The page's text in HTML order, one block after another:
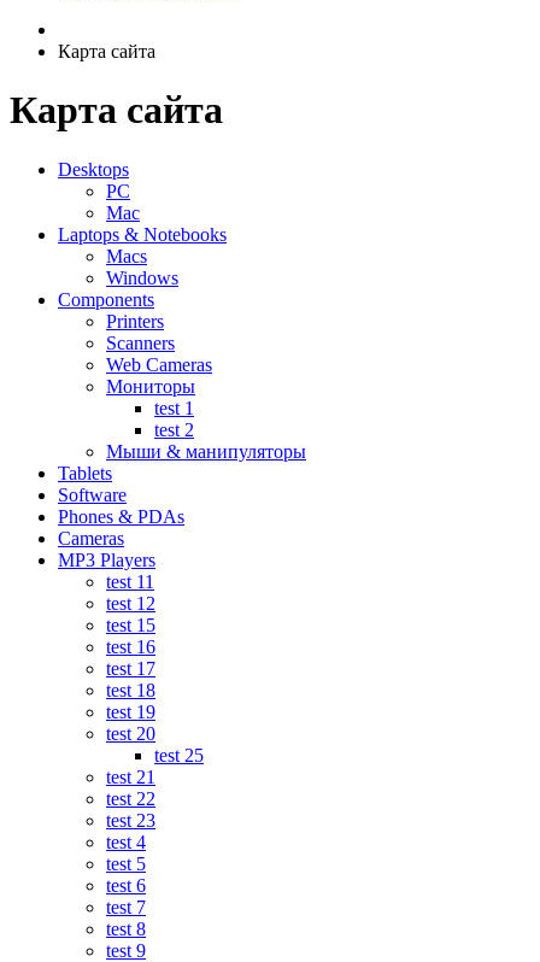
Карта сайта
Карта сайта
Desktops
PC
Mac
Laptops & Notebooks
Macs
Windows
Components
Printers
Scanners
Web Cameras
Мониторы
test 1
test 2
Мыши & манипуляторы
Tablets
Software
Phones & PDAs
Cameras
MP3 Players
test 11
test 12
test 15
test 16
test 17
test 18
test 19
test 20
test 25
test 21
test 22
test 23
test 4
test 5
test 6
test 7
test 8
test 9